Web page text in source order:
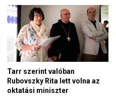
Tarr szerint valóban
Rubovszky Rita lett volna az
oktatási miniszter